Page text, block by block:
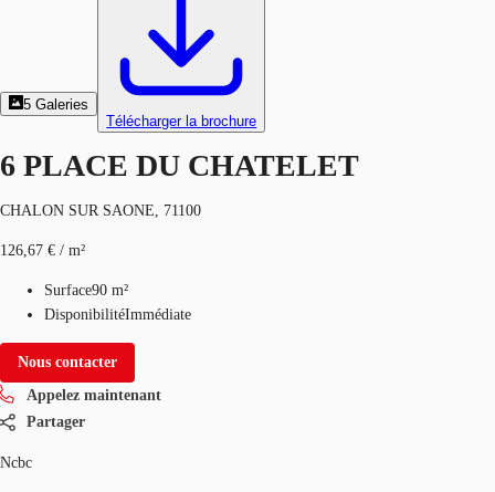
5 Galeries
Télécharger la brochure
6 PLACE DU CHATELET
CHALON SUR SAONE, 71100
126,67 € / m²
Surface90 m²
DisponibilitéImmédiate
Nous contacter
Appelez maintenant
Partager
Ncbc